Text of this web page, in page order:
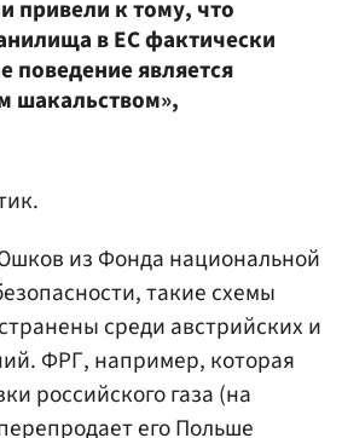
привели к тому, что
в ЕС фактически
поведение является
шакальством»,
из Фонда национальной
такие схемы
среди австрийских и
ФРГ, например, которая
российского газа (на
его Польше